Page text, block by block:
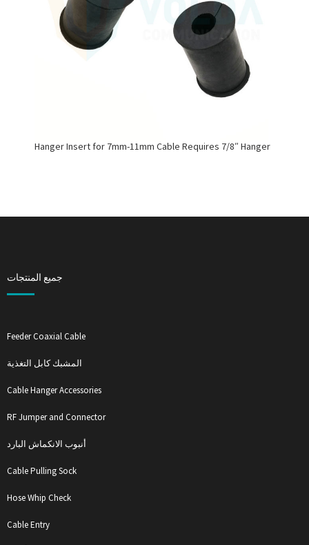
Hanger Insert for 7mm-11mm Cable Requires 7/8″ Hanger
جميع المنتجات
Feeder Coaxial Cable
المشبك كابل التغذية
Cable Hanger Accessories
RF Jumper and Connector
أنبوب الانكماش البارد
Cable Pulling Sock
Hose Whip Check
Cable Entry